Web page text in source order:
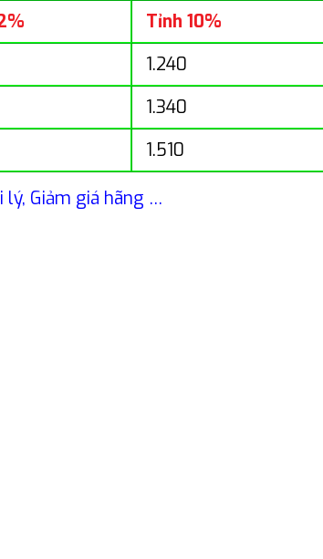
Tỉnh 10%
1.240
1.340
1.510
lý, Giảm giá hãng …